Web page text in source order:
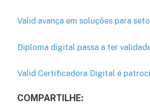
Valid avança em soluções para
Diploma digital passa a ter
Valid Certificadora Digital é
COMPARTILHE: